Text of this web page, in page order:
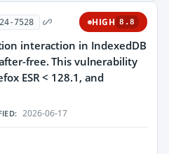
7528 HIGH 8.8
interaction in IndexedDB
free. This vulnerability
ESR < 128.1, and
2026-06-17